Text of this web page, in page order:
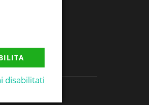
disabilitati